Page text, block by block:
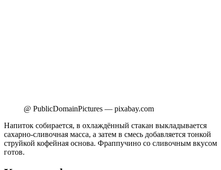
@ PublicDomainPictures — pixabay.com
Напиток собирается, в охлаждённый стакан выкладывается
сахарно-сливочная масса, а затем в смесь добавляется тонкой
струйкой кофейная основа. Фраппучино со сливочным вкусом
готов.